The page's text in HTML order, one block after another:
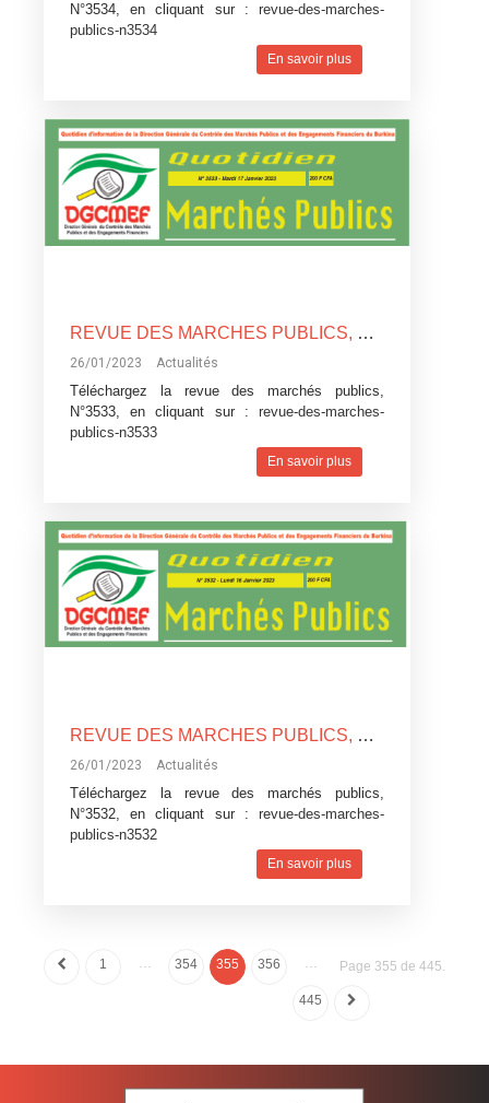
N°3534, en cliquant sur : revue-des-marches-
publics-n3534
En savoir plus
REVUE DES MARCHES PUBLICS, N°3533
26/01/2023 Actualités
Téléchargez la revue des marchés publics,
N°3533, en cliquant sur : revue-des-marches-
publics-n3533
En savoir plus
REVUE DES MARCHES PUBLICS, N°3532
26/01/2023 Actualités
Téléchargez la revue des marchés publics,
N°3532, en cliquant sur : revue-des-marches-
publics-n3532
En savoir plus
Page 355 de 445.
1 … 354 355 356 …
445